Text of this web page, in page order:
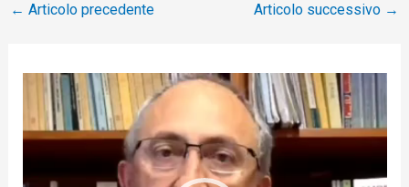
← Articolo precedente Articolo successivo →
d